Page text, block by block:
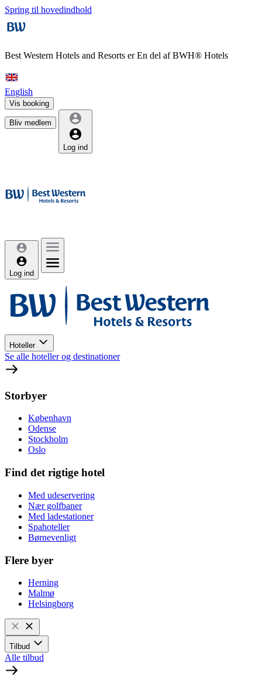
Spring til hovedindhold
Best Western Hotels and Resorts erEn del af BWH® Hotels
English
Vis booking
Bliv medlem
Log ind
Log ind
Hoteller
Se alle hoteller og destinationer
Storbyer
København
Odense
Stockholm
Oslo
Find det rigtige hotel
Med udeservering
Nær golfbaner
Med ladestationer
Spahoteller
Børnevenligt
Flere byer
Herning
Malmø
Helsingborg
Tilbud
Alle tilbud